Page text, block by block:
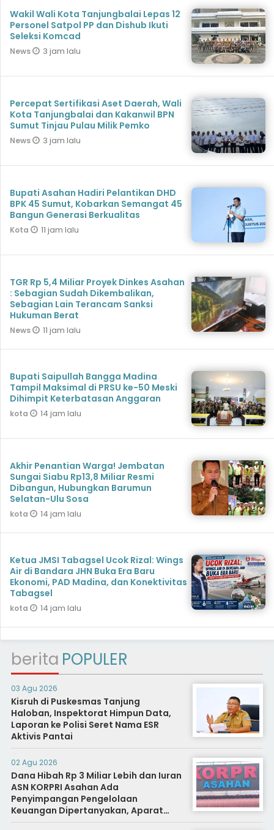
Wakil Wali Kota Tanjungbalai Lepas 12
Personel Satpol PP dan Dishub Ikuti
Seleksi Komcad
News 3 jam lalu
Percepat Sertifikasi Aset Daerah, Wali
Kota Tanjungbalai dan Kakanwil BPN
Sumut Tinjau Pulau Milik Pemko
News 3 jam lalu
Bupati Asahan Hadiri Pelantikan DHD
BPK 45 Sumut, Kobarkan Semangat 45
Bangun Generasi Berkualitas
Kota 11 jam lalu
TGR Rp 5,4 Miliar Proyek Dinkes Asahan
: Sebagian Sudah Dikembalikan,
Sebagian Lain Terancam Sanksi
Hukuman Berat
News 11 jam lalu
Bupati Saipullah Bangga Madina
Tampil Maksimal di PRSU ke-50 Meski
Dihimpit Keterbatasan Anggaran
kota 14 jam lalu
Akhir Penantian Warga! Jembatan
Sungai Siabu Rp13,8 Miliar Resmi
Dibangun, Hubungkan Barumun
Selatan-Ulu Sosa
kota 14 jam lalu
Ketua JMSI Tabagsel Ucok Rizal: Wings
Air di Bandara JHN Buka Era Baru
Ekonomi, PAD Madina, dan Konektivitas
Tabagsel
kota 14 jam lalu
berita POPULER
03 Agu 2026
Kisruh di Puskesmas Tanjung
Haloban, Inspektorat Himpun Data,
Laporan ke Polisi Seret Nama ESR
Aktivis Pantai
02 Agu 2026
Dana Hibah Rp 3 Miliar Lebih dan Iuran
ASN KORPRI Asahan Ada
Penyimpangan Pengelolaan
Keuangan Dipertanyakan, Aparat
Diminta Segera Usut